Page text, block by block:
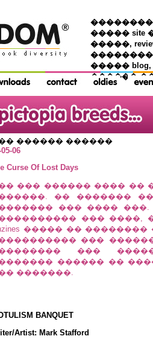
���������
����� site
�����,
����� blog,
������
������ ������
06
Curse Of Lost Days
��� ������ ���� ��
�� ������� ���
��� ����
��� ����,
����� ��
���
���
������ ��
�������.
BANQUET
Artist: Mark Stafford